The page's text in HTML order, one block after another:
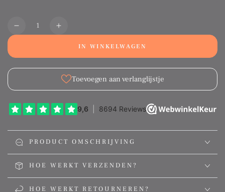
Aantal
Translation
nl.products.product.quantity.decrease
Translation
nl.products.product.quantity.increase
IN WINKELWAGEN
Toevoegen aan verlanglijstje
PRODUCT OMSCHRIJVING
HOE WERKT VERZENDEN?
HOE WERKT RETOURNEREN?